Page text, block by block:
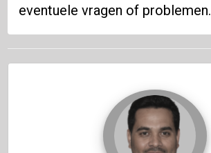
eventuele vragen of problemen.